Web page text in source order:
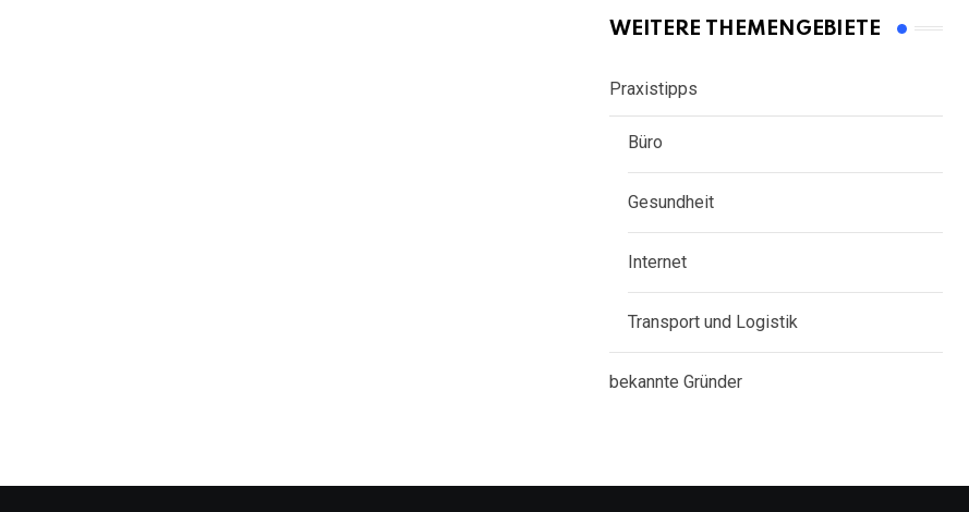
WEITERE THEMENGEBIETE
Praxistipps
Büro
Gesundheit
Internet
Transport und Logistik
bekannte Gründer